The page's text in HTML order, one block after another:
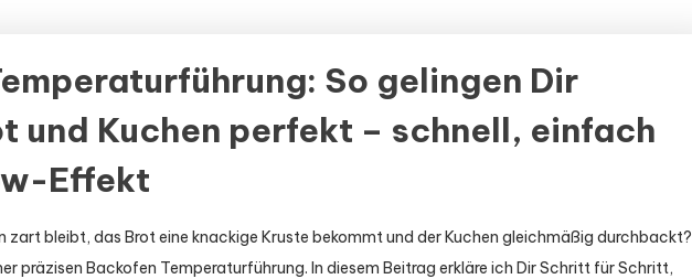
So gelingen Dir
und Kuchen perfekt – schnell, einfach
Effekt
zart bleibt, das Brot eine knackige Kruste bekommt und der Kuchen gleichmäßig durchbackt?
präzisen Backofen Temperaturführung. In diesem Beitrag erkläre ich Dir Schritt für Schritt,